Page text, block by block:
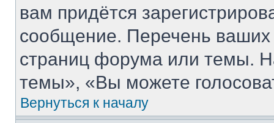
вам придётся
сообщение. Перечень ваших
страниц форума или темы.
темы», «Вы можете
Вернуться к началу